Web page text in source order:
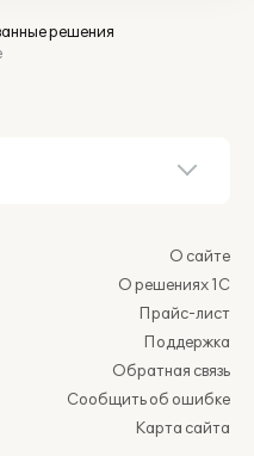
решения
О сайте
О решениях 1С
Прайс-лист
Поддержка
Обратная связь
Сообщить об ошибке
Карта сайта